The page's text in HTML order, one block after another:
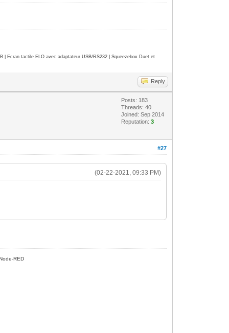
| Ecran tactile ELO avec adaptateur USB/RS232 | Squeezebox Duet et
Reply
Posts: 183
Threads: 40
Joined: Sep 2014
Reputation:3
#27
(02-22-2021, 09:33 PM)
RED